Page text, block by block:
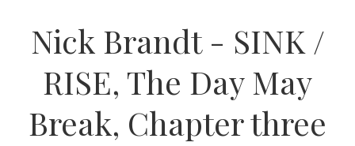
Nick Brandt - SINK /
RISE, The Day May
Break, Chapter three